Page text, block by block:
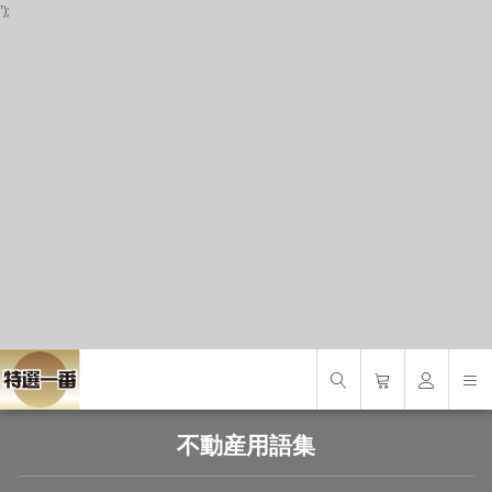
');
不動産用語集